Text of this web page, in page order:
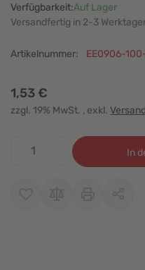
Verfügbarkeit:Auf Lager
Versandfertig in 2-3
Artikelnummer: EE0906-
1,53 €
zzgl. 19% MwSt. , exkl.
In